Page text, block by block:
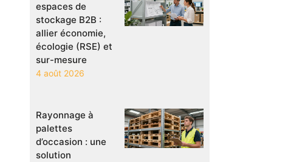
espaces de
stockage B2B :
allier économie,
écologie (RSE) et
sur-mesure
4 août 2026
Rayonnage à
palettes
d’occasion : une
solution